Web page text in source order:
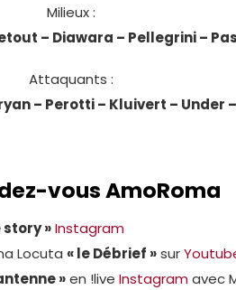
Milieux :
– Diawara – Pellegrini –
Attaquants :
– Perotti – Kluivert – Under
vous AmoRoma
story » Instagram
Locuta « le Débrief »sur
»en !live Instagramavec